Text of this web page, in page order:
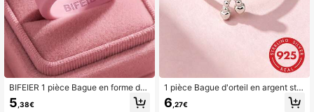
BIFEIER 1 pièce Bague en forme de
cœur en zircone, diamant rose scint
illant glacé + bracelet en silicone so
5 ,38€
1 pièce Bague d'orteil en argent ster
ling S925, style doux et mignon ave
c nœud, ouverte, pour plage, vacan
6 ,27€